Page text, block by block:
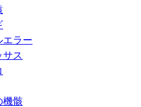
エラー
サス
機骸